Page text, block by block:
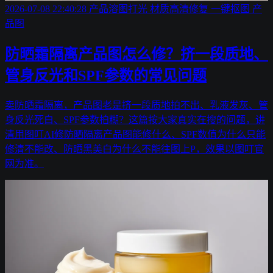
2026-07-08 22:40:28 产品溶图打光 材质高清修复 一键抠图 产
品图
防晒霜隔离产品图怎么修？挤一段质地、
管身反光和SPF参数的常见问题
卖防晒霜隔离，产品图老是挤一段质地拍不出、乳液发灰、管
身反光死白、SPF参数拍糊？这篇按大家真实在搜的问题，讲
清用图叮AI修防晒隔离产品图能修什么、SPF数值为什么只能
修清不能改、防晒黑美白为什么不能往图上P，效果以图叮官
网为准。